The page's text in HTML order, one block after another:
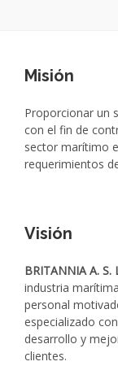
Misión
Proporcionar un
con el fin de
sector marítimo
requerimientos
Visión
BRITANNIA A. S.
industria
personal
especializado
desarrollo y
clientes.